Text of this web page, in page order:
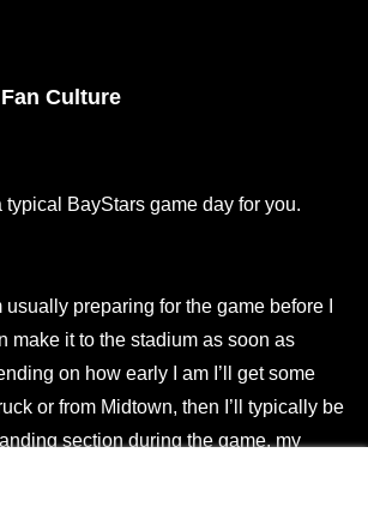
Culture
typical BayStars game day for you.
usually preparing for the game before I
make it to the stadium as soon as
on how early I am I’ll get some
or from Midtown, then I’ll typically be
section during the game, my